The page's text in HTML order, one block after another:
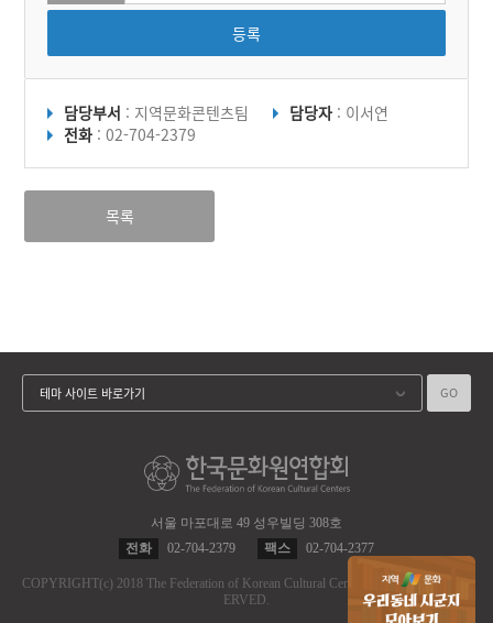
등록
담당부서 : 지역문화콘텐츠팀 담당자 : 이서연
전화 : 02-704-2379
목록
서울 마포대로 49 성우빌딩 308호
전화
02-704-2379 팩스 02-704-2377
COPYRIGHT(c) 2018 The Federation of Korean Cultural Centers.
ALL RIGHT RES
ERVED.
테마 사이트 바로가기 GO